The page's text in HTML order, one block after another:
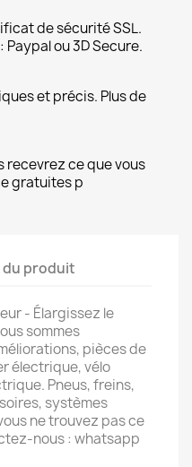
de sécurité SSL.
ou 3D Secure.
et précis. Plus de
recevrez ce que vous
gratuites p
du produit
- Élargissez le
sommes
pièces de
électrique, vélo
Pneus, freins,
systèmes
ne trouvez pas ce
nous : whatsapp